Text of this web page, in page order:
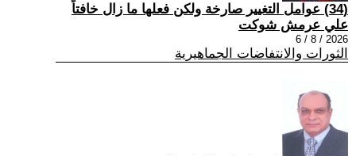
(34) عوامل التغيير صارخة ولكن فعلها ما زال خافتاً
علي عرمش شوكت
2026 / 8 / 6
الثورات والانتفاضات الجماهيرية